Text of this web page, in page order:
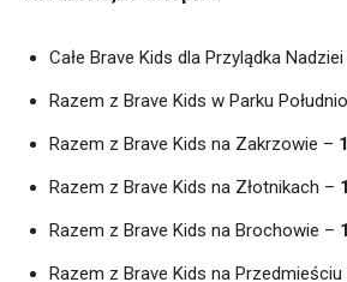
Całe Brave Kids dla Przylądka
Razem z Brave Kids w Parku
Razem z Brave Kids na Zakrzowie –
Razem z Brave Kids na Złotnikach –
Razem z Brave Kids na Brochowie –
Razem z Brave Kids na Przedmieściu